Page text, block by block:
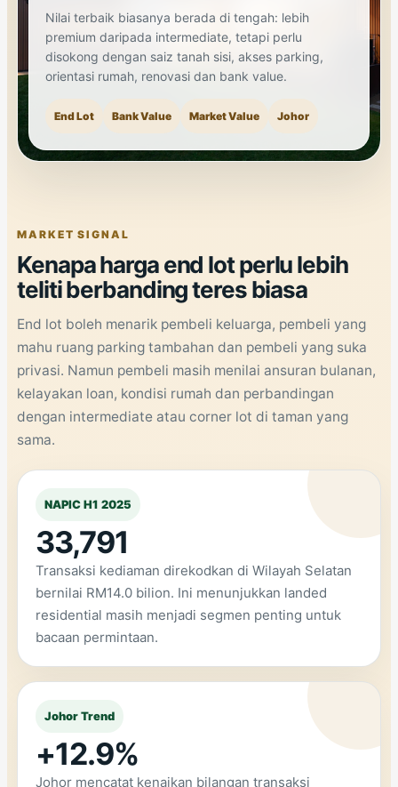
Nilai terbaik biasanya berada di tengah: lebih
premium daripada intermediate, tetapi perlu
disokong dengan saiz tanah sisi, akses parking,
orientasi rumah, renovasi dan bank value.
End Lot Bank Value Market Value Johor
MARKET SIGNAL
Kenapa harga end lot perlu lebih
teliti berbanding teres biasa
End lot boleh menarik pembeli keluarga, pembeli yang
mahu ruang parking tambahan dan pembeli yang suka
privasi. Namun pembeli masih menilai ansuran bulanan,
kelayakan loan, kondisi rumah dan perbandingan
dengan intermediate atau corner lot di taman yang
sama.
NAPIC H1 2025
33,791
Transaksi kediaman direkodkan di Wilayah Selatan
bernilai RM14.0 bilion. Ini menunjukkan landed
residential masih menjadi segmen penting untuk
bacaan permintaan.
Johor Trend
+12.9%
Johor mencatat kenaikan bilangan transaksi